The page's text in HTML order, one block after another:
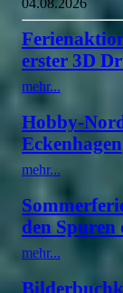
erster 3D
mehr...
Hobby-
Eckenhagen
mehr...
den
mehr...